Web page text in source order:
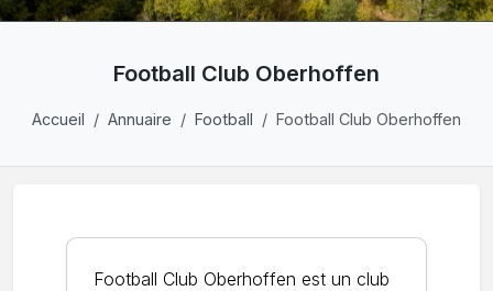
Football Club Oberhoffen
Accueil Annuaire Football Football Club Oberhoffen
Football Club Oberhoffen est un club